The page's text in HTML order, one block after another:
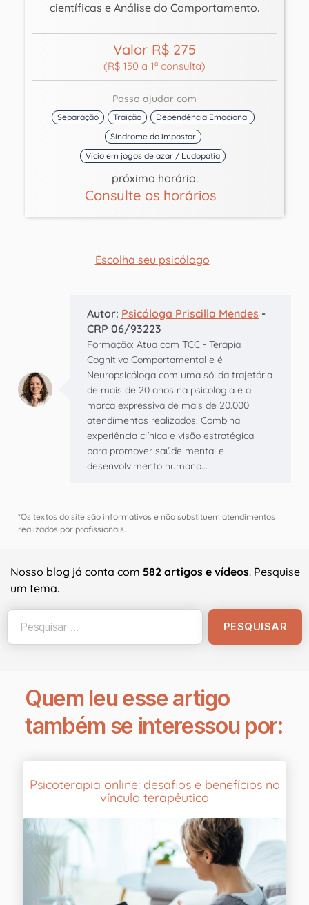
científicas e Análise do Comportamento.
Valor R$ 275
(R$ 150 a 1ª consulta)
Posso ajudar com
Separação Traição
Dependência Emocional
Síndrome do impostor
Vício em jogos de azar / Ludopatia
próximo horário:
Consulte os horários
Escolha seu psicólogo
Autor: Psicóloga Priscilla Mendes -
CRP 06/93223
Formação: Atua com TCC - Terapia
Cognitivo Comportamental e é
Neuropsicóloga com uma sólida trajetória
de mais de 20 anos na psicologia e a
marca expressiva de mais de 20.000
atendimentos realizados. Combina
experiência clínica e visão estratégica
para promover saúde mental e
desenvolvimento humano...
*Os textos do site são informativos e não substituem atendimentos
realizados por profissionais.
Nosso blog já conta com 582 artigos e vídeos. Pesquise
um tema.
Quem leu esse artigo
também se interessou por:
Psicoterapia online: desafios e benefícios no
vínculo terapêutico